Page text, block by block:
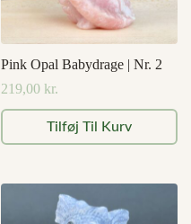
Pink Opal Babydrage | Nr. 2
219,00 kr.
Tilføj Til Kurv